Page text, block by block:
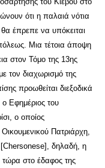
ότι η παλαιά νότια
έπρεπε να υπόκειται
Μια τέτοια άποψη
στον Τόμο της 13ης
τον διαχωρισμό της
προωθείται διεξοδικά
Εφημέριος του
ο οποίος
Πατριάρχη,
[Chersonese], δηλαδή, η
τώρα στο έδαφος της